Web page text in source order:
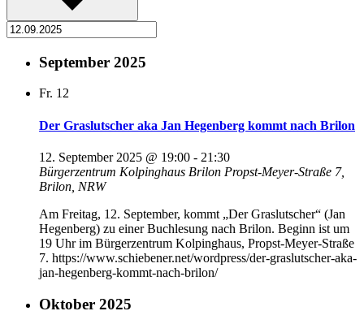
September 2025
Fr. 12
Der Graslutscher aka Jan Hegenberg kommt nach Brilon
12. September 2025 @ 19:00 - 21:30
Bürgerzentrum Kolpinghaus Brilon Propst-Meyer-Straße 7,
Brilon, NRW
Am Freitag, 12. September, kommt „Der Graslutscher“ (Jan
Hegenberg) zu einer Buchlesung nach Brilon. Beginn ist um
19 Uhr im Bürgerzentrum Kolpinghaus, Propst-Meyer-Straße
7. https://www.schiebener.net/wordpress/der-graslutscher-aka-
jan-hegenberg-kommt-nach-brilon/
Oktober 2025